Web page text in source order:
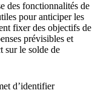
des fonctionnalités de
pour anticiper les
fixer des objectifs de
prévisibles et
sur le solde de
d’identifier